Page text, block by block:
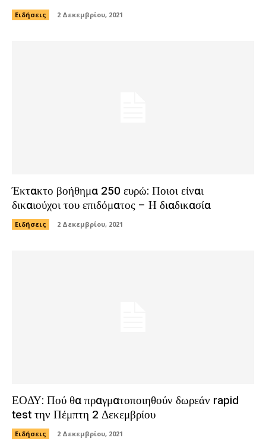
Ειδήσεις 2 Δεκεμβρίου, 2021
Έκτακτο βοήθημα 250 ευρώ: Ποιοι είναι
δικαιούχοι του επιδόματος – Η διαδικασία
Ειδήσεις 2 Δεκεμβρίου, 2021
ΕΟΔΥ: Πού θα πραγματοποιηθούν δωρεάν rapid
test την Πέμπτη 2 Δεκεμβρίου
Ειδήσεις 2 Δεκεμβρίου, 2021